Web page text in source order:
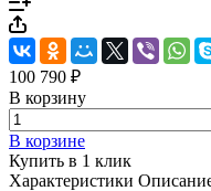
100 790 ₽
В корзину
В корзине
Купить в 1 клик
Характеристики